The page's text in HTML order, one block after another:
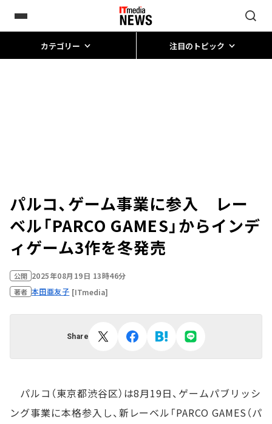
カテゴリー 注目のトピック
パルコ、ゲーム事業に参入 レー
ベル「PARCO GAMES」からインデ
ィゲーム3作を冬発売
公開 2025年08月19日 13時46分
著者 本田亜友子 [ITmedia]
Share
パルコ（東京都渋谷区）は8月19日、ゲームパブリッシ
ング事業に本格参入し、新レーベル「PARCO GAMES（パ